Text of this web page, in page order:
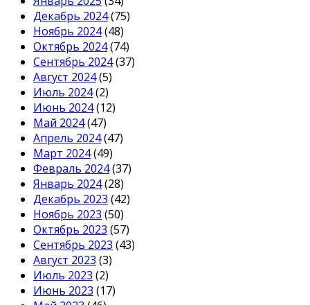
Декабрь 2024(75)
Ноябрь 2024(48)
Октябрь 2024(74)
Сентябрь 2024(37)
Август 2024(5)
Июль 2024(2)
Июнь 2024(12)
Май 2024(47)
Апрель 2024(47)
Март 2024(49)
Февраль 2024(37)
Январь 2024(28)
Декабрь 2023 (42)
Ноябрь 2023 (50)
Октябрь 2023 (57)
Сентябрь 2023 (43)
Август 2023 (3)
Июль 2023 (2)
Июнь 2023 (17)